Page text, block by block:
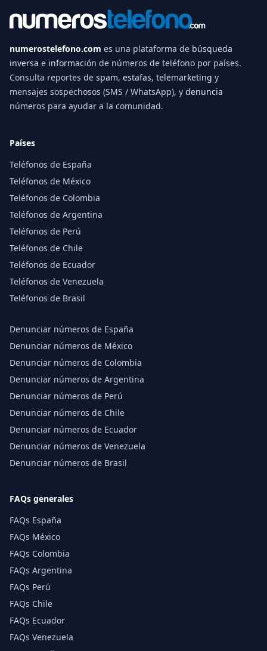
numerostelefono.com es una plataforma de búsqueda
inversa e información de números de teléfono por países.
Consulta reportes de spam, estafas, telemarketing y
mensajes sospechosos (SMS / WhatsApp), y denuncia
números para ayudar a la comunidad.
Países
Teléfonos de España
Teléfonos de México
Teléfonos de Colombia
Teléfonos de Argentina
Teléfonos de Perú
Teléfonos de Chile
Teléfonos de Ecuador
Teléfonos de Venezuela
Teléfonos de Brasil
Denunciar números de España
Denunciar números de México
Denunciar números de Colombia
Denunciar números de Argentina
Denunciar números de Perú
Denunciar números de Chile
Denunciar números de Ecuador
Denunciar números de Venezuela
Denunciar números de Brasil
FAQs generales
FAQs España
FAQs México
FAQs Colombia
FAQs Argentina
FAQs Perú
FAQs Chile
FAQs Ecuador
FAQs Venezuela